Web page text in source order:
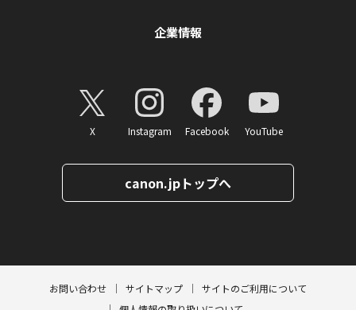
企業情報
X Instagram Facebook YouTube
canon.jpトップへ
お問い合わせ サイトマップ
サイトのご利用について